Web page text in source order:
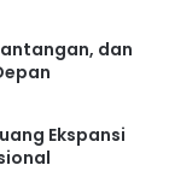
dan
Ekspansi